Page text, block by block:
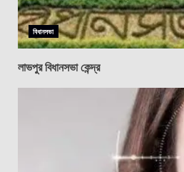
বিধানসভা
লাভপুর বিধানসভা কেন্দ্র